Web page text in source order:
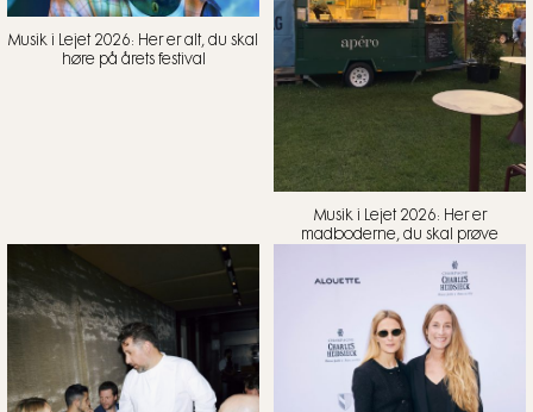
Musik i Lejet 2026: Her er alt, du skal
høre på årets festival
Musik i Lejet 2026: Her er
madboderne, du skal prøve